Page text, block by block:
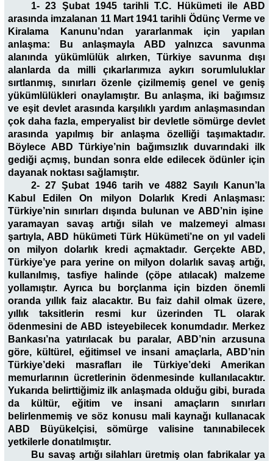
1- 23 Şubat 1945 tarihli T.C. Hükümeti ile ABD
arasında imzalanan 11 Mart 1941 tarihli Ödünç Verme ve
Kiralama Kanunu’ndan yararlanmak için yapılan
anlaşma:
Bu anlaşmayla ABD yalnızca savunma
alanında yükümlülük alırken, Türkiye savunma dışı
alanlarda da milli çıkarlarımıza aykırı sorumluluklar
sırtlanmış, sınırları özenle çizilmemiş genel ve geniş
yükümlülükleri onaylamıştır. Bu anlaşma, iki bağımsız
ve eşit devlet arasında karşılıklı yardım anlaşmasından
çok daha fazla, emperyalist bir devletle sömürge devlet
arasında yapılmış bir anlaşma özelliği taşımaktadır.
Böylece ABD Türkiye’nin bağımsızlık duvarındaki ilk
gediği açmış, bundan sonra elde edilecek ödünler için
dayanak noktası sağlamıştır.
2- 27 Şubat 1946 tarih ve 4882 Sayılı Kanun’la
Kabul Edilen On milyon Dolarlık Kredi Anlaşması:
Türkiye’nin sınırları dışında bulunan ve ABD’nin işine
yaramayan savaş artığı silah ve malzemeyi alması
şartıyla, ABD hükümeti Türk Hükümeti’ne on yıl vadeli
on milyon dolarlık kredi açmaktadır. Gerçekte ABD,
Türkiye’ye para yerine on milyon dolarlık savaş artığı,
kullanılmış, tasfiye halinde (çöpe atılacak) malzeme
yollamıştır. Ayrıca bu borçlanma için bizden önemli
oranda yıllık faiz alacaktır. Bu faiz dahil olmak üzere,
yıllık taksitlerin resmi kur üzerinden TL olarak
ödenmesini de ABD isteyebilecek konumdadır. Merkez
Bankası’na yatırılacak bu paralar, ABD’nin arzusuna
göre, kültürel, eğitimsel ve insani amaçlarla, ABD’nin
Türkiye’deki masrafları ile Türkiye’deki Amerikan
memurlarının ücretlerinin ödenmesinde kullanılacaktır.
Yukarıda belirttiğimiz ilk anlaşmada olduğu gibi, burada
da kültür, eğitim ve insani amaçların sınırları
belirlenmemiş ve söz konusu mali kaynağı kullanacak
ABD Büyükelçisi, sömürge valisine tanınabilecek
yetkilerle donatılmıştır.
Bu savaş artığı silahları üretmiş olan fabrikalar ya